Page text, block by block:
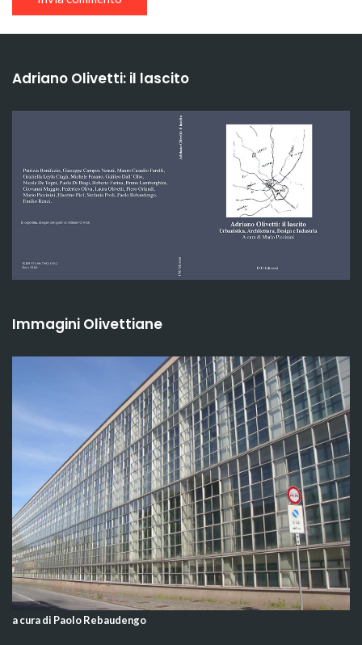
Adriano Olivetti: il lascito
Immagini Olivettiane
a cura di Paolo Rebaudengo